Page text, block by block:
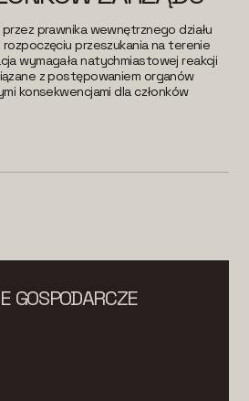
prawnika wewnętrznego działu
przeszukania na terenie
wymagała natychmiastowej reakcji
z postępowaniem organów
konsekwencjami dla członków
GOSPODARCZE